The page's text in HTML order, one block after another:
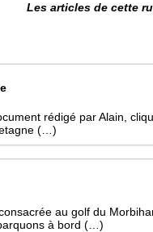
Les articles de cette
rédigé par Alain,
(…)
au golf du
à bord (…)